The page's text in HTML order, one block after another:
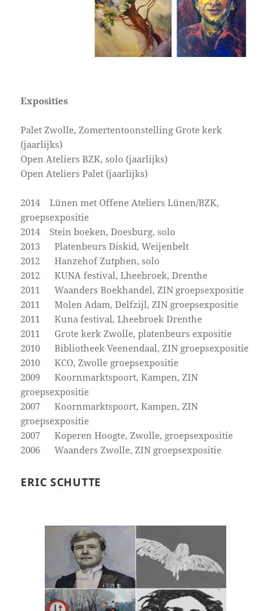
Exposities
Palet Zwolle, Zomertentoonstelling Grote kerk
(jaarlijks)
Open Ateliers BZK, solo (jaarlijks)
Open Ateliers Palet (jaarlijks)
2014 Lünen met Offene Ateliers Lünen/BZK,
groepsexpositie
2014 Stein boeken, Doesburg, solo
2013 Platenbeurs Diskid, Weijenbelt
2012 Hanzehof Zutphen, solo
2012 KUNA festival, Lheebroek, Drenthe
2011 Waanders Boekhandel, ZIN groepsexpositie
2011 Molen Adam, Delfzijl, ZIN groepsexpositie
2011 Kuna festival, Lheebroek Drenthe
2011 Grote kerk Zwolle, platenbeurs expositie
2010 Bibliotheek Veenendaal, ZIN groepsexpositie
2010 KCO, Zwolle groepsexpositie
2009 Koornmarktspoort, Kampen, ZIN
groepsexpositie
2007 Koornmarktspoort, Kampen, ZIN
groepsexpositie
2007 Koperen Hoogte, Zwolle, groepsexpositie
2006 Waanders Zwolle, ZIN groepsexpositie
ERIC SCHUTTE